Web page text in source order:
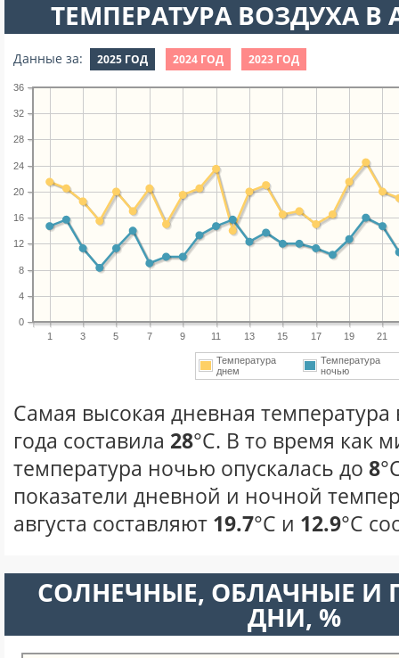
ТЕМПЕРАТУРА ВОЗДУХА В
Данные за: 2025 ГОД 2024 ГОД 2023 ГОД
1 3 5 7 9 11 13 15 17 19 21
0
4
8
12
16
20
24
28
32
36
Температура
днем
Температура
ночью
Самая высокая дневная температура
года составила 28°С. В то время как
температура ночью опускалась до 8
показатели дневной и ночной
августа составляют 19.7°С и 12.9°С
CОЛНЕЧНЫЕ, ОБЛАЧНЫЕ И
ДНИ, %